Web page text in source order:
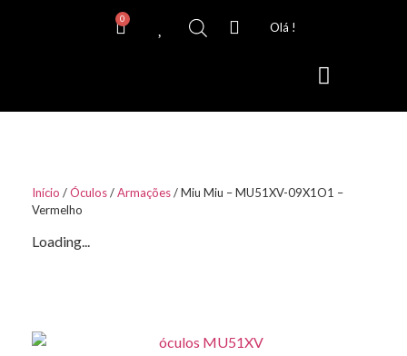
0
Olá !
Início /Óculos/Armações/ Miu Miu – MU51XV-09X1O1 –
Vermelho
Loading...